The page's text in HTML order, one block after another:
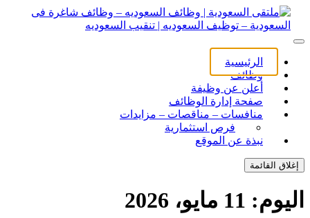
السعودية | وظائف السعوديه – وظائف شاغرة فى
– توظيف السعوديه | تنقيب السعوديه
السعودية | وظائف السعوديه – وظائف شاغرة فى السعودية –
السعوديه | تنقيب السعوديه
الرئيسية
وظائف
أعلن عن وظيفة
صفحة إدارة الوظائف
منافسات – مناقصات – مزايدات
فرص استثمارية
نبذة عن الموقع
القائمة
11 مايو، 2026